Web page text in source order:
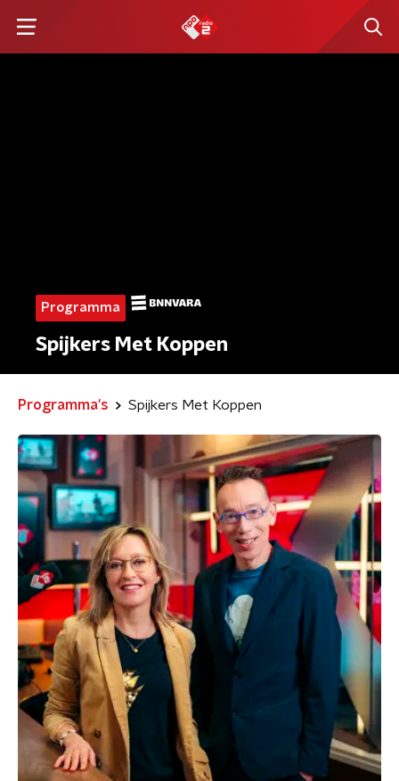
Programma
Spijkers Met Koppen
Programma's Spijkers Met Koppen